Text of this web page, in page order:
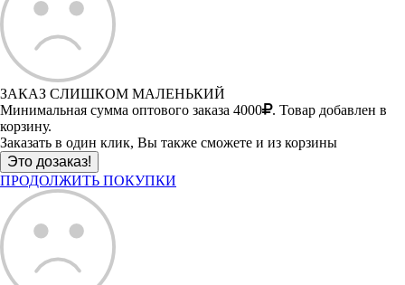
ЗАКАЗ СЛИШКОМ МАЛЕНЬКИЙ
Минимальная сумма оптового заказа 4000
. Товар добавлен в
корзину.
Заказать в один клик, Вы также сможете и из корзины
ПРОДОЛЖИТЬ ПОКУПКИ